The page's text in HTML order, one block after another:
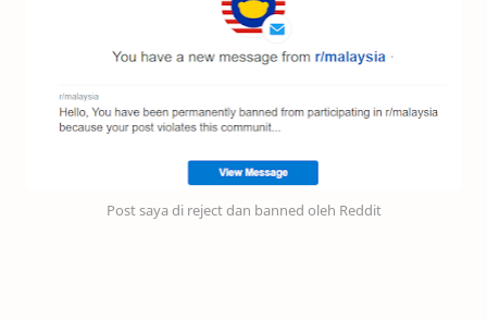
Post saya di reject dan banned oleh Reddit